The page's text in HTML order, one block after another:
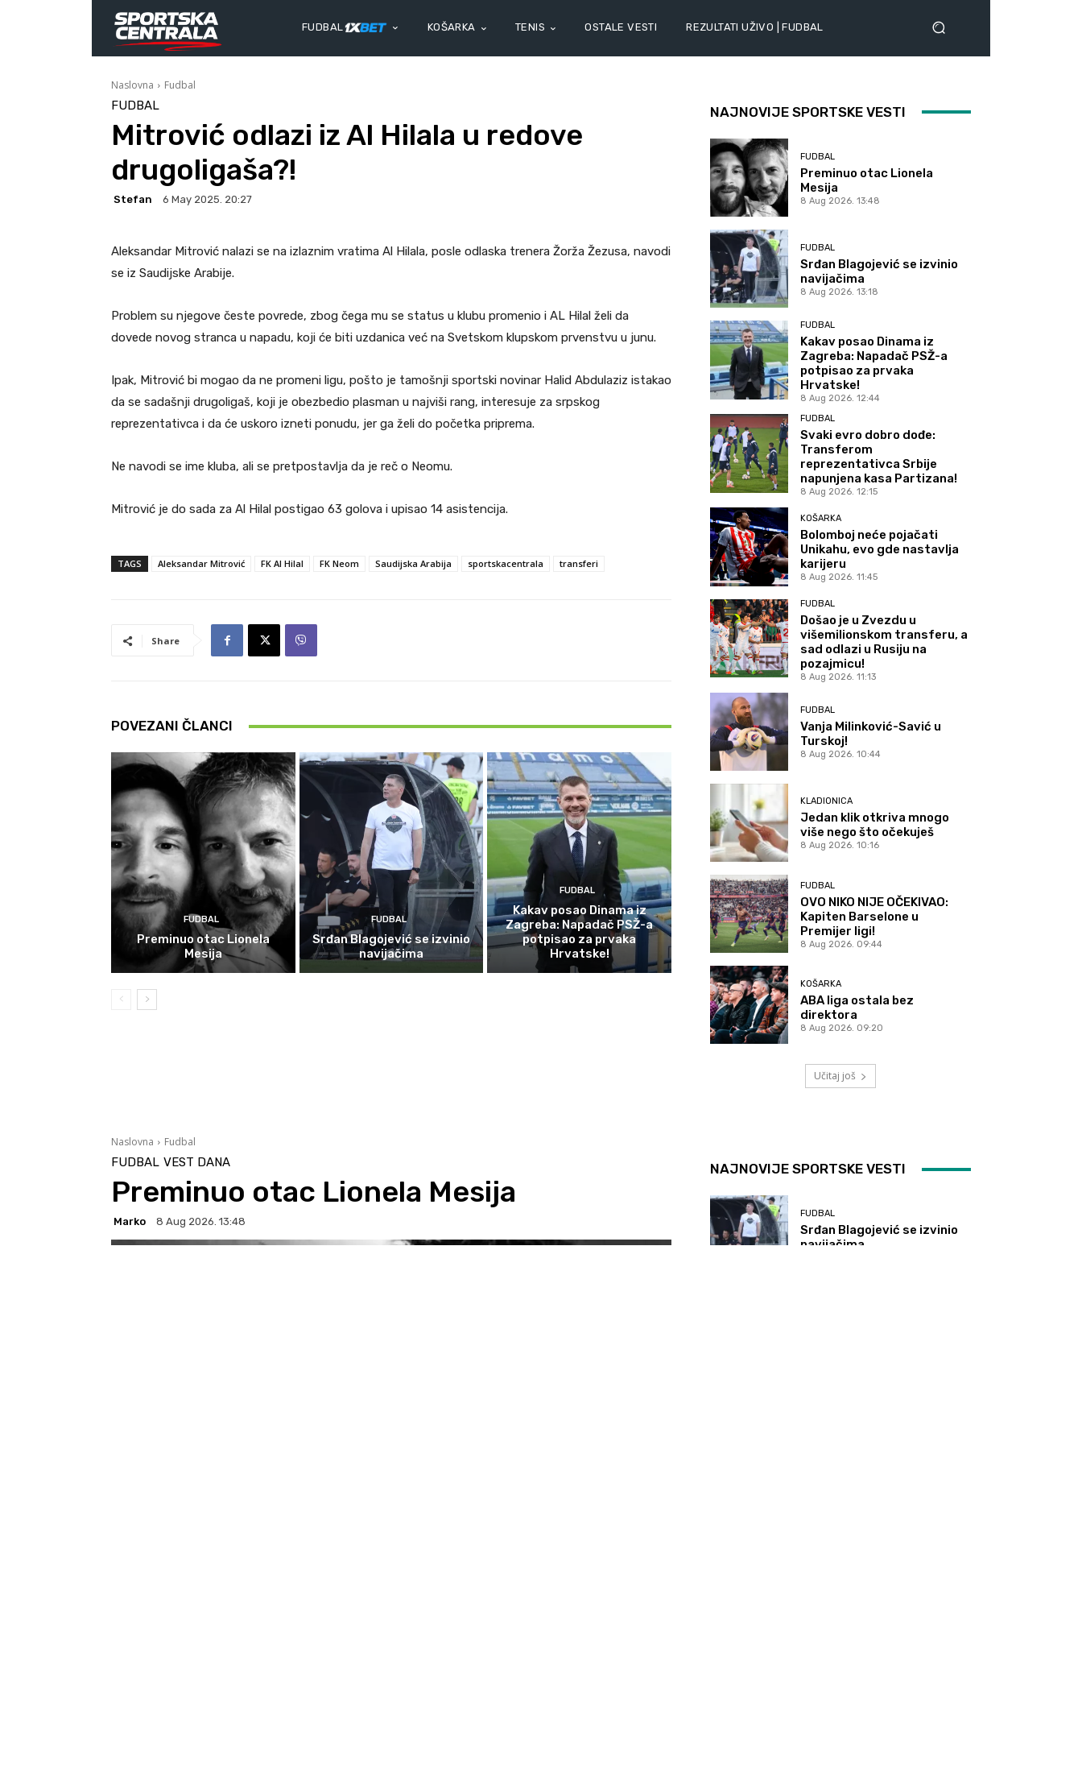
FUDBAL KOŠARKA TENIS OSTALE VESTI REZULTATI UŽIVO | FUDBAL
Naslovna Fudbal
FUDBAL
Mitrović odlazi iz Al Hilala u redove
drugoligaša?!
Stefan 6 May 2025. 20:27
Aleksandar Mitrović nalazi se na izlaznim vratima Al Hilala, posle odlaska trenera Žorža Žezusa, navodi
se iz Saudijske Arabije.
Problem su njegove česte povrede, zbog čega mu se status u klubu promenio i AL Hilal želi da
dovede novog stranca u napadu, koji će biti uzdanica već na Svetskom klupskom prvenstvu u junu.
Ipak, Mitrović bi mogao da ne promeni ligu, pošto je tamošnji sportski novinar Halid Abdulaziz istakao
da se sadašnji drugoligaš, koji je obezbedio plasman u najviši rang, interesuje za srpskog
reprezentativca i da će uskoro izneti ponudu, jer ga želi do početka priprema.
Ne navodi se ime kluba, ali se pretpostavlja da je reč o Neomu.
Mitrović je do sada za Al Hilal postigao 63 golova i upisao 14 asistencija.
TAGS Aleksandar Mitrović FK Al Hilal FK Neom Saudijska Arabija sportskacentrala transferi
Share
POVEZANI ČLANCI
FUDBAL
Preminuo otac Lionela
Mesija
FUDBAL
Srđan Blagojević se izvinio
navijačima
FUDBAL
Kakav posao Dinama iz
Zagreba: Napadač PSŽ-a
potpisao za prvaka
Hrvatske!
NAJNOVIJE SPORTSKE VESTI
FUDBAL
Preminuo otac Lionela
Mesija
8 Aug 2026. 13:48
FUDBAL
Srđan Blagojević se izvinio
navijačima
8 Aug 2026. 13:18
FUDBAL
Kakav posao Dinama iz
Zagreba: Napadač PSŽ-a
potpisao za prvaka
Hrvatske!
8 Aug 2026. 12:44
FUDBAL
Svaki evro dobro dođe:
Transferom
reprezentativca Srbije
napunjena kasa Partizana!
8 Aug 2026. 12:15
KOŠARKA
Bolomboj neće pojačati
Unikahu, evo gde nastavlja
karijeru
8 Aug 2026. 11:45
FUDBAL
Došao je u Zvezdu u
višemilionskom transferu, a
sad odlazi u Rusiju na
pozajmicu!
8 Aug 2026. 11:13
FUDBAL
Vanja Milinković-Savić u
Turskoj!
8 Aug 2026. 10:44
KLADIONICA
Jedan klik otkriva mnogo
više nego što očekuješ
8 Aug 2026. 10:16
FUDBAL
OVO NIKO NIJE OČEKIVAO:
Kapiten Barselone u
Premijer ligi!
8 Aug 2026. 09:44
KOŠARKA
ABA liga ostala bez
direktora
8 Aug 2026. 09:20
Učitaj još